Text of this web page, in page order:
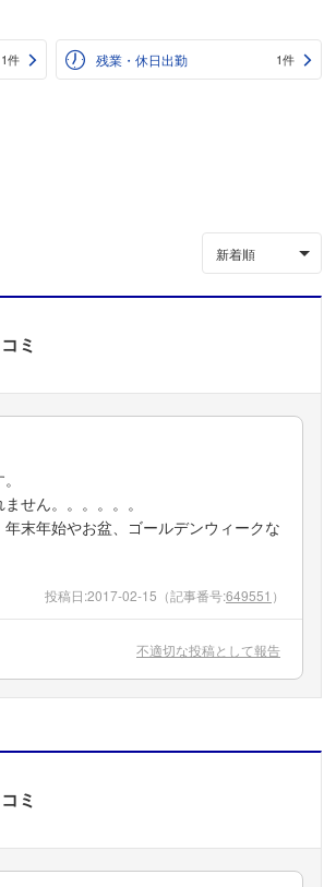
1件 残業・休日出勤 1件
新着順
ミ
せん。。。。。。
末年始やお盆、ゴールデンウィークな
投稿日:2017-02-15 （記事番号:649551 ）
不適切な投稿として報告
ミ